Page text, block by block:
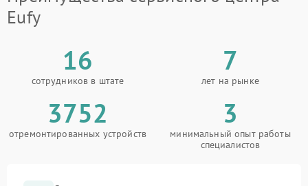
Eufy
16
сотрудников в штате
7
лет на рынке
3752
отремонтированных устройств
3
минимальный опыт работы
специалистов